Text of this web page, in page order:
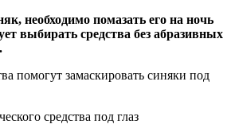
необходимо помазать его на ночь
выбирать средства без абразивных
помогут замаскировать синяки под